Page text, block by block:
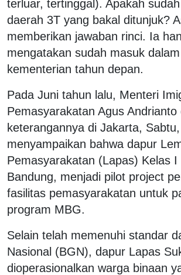
terluar, tertinggal). Apakah
daerah 3T yang bakal ditunjuk?
memberikan jawaban rinci. Ia
mengatakan sudah masuk
kementerian tahun depan.
Pada Juni tahun lalu, Menteri
Pemasyarakatan Agus Andrianto
keterangannya di Jakarta, Sabtu,
menyampaikan bahwa dapur
Pemasyarakatan (Lapas) Kelas I
Bandung, menjadi pilot project
fasilitas pemasyarakatan untuk
program MBG.
Selain telah memenuhi standar
Nasional (BGN), dapur Lapas
dioperasionalkan warga binaan